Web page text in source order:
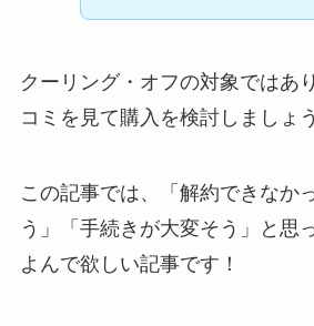
クーリング・オフの対象ではあ
コミを見て購入を検討しましょ
この記事では、「解約できなか
う」「手続きが大変そう」と思
よんで欲しい記事です！